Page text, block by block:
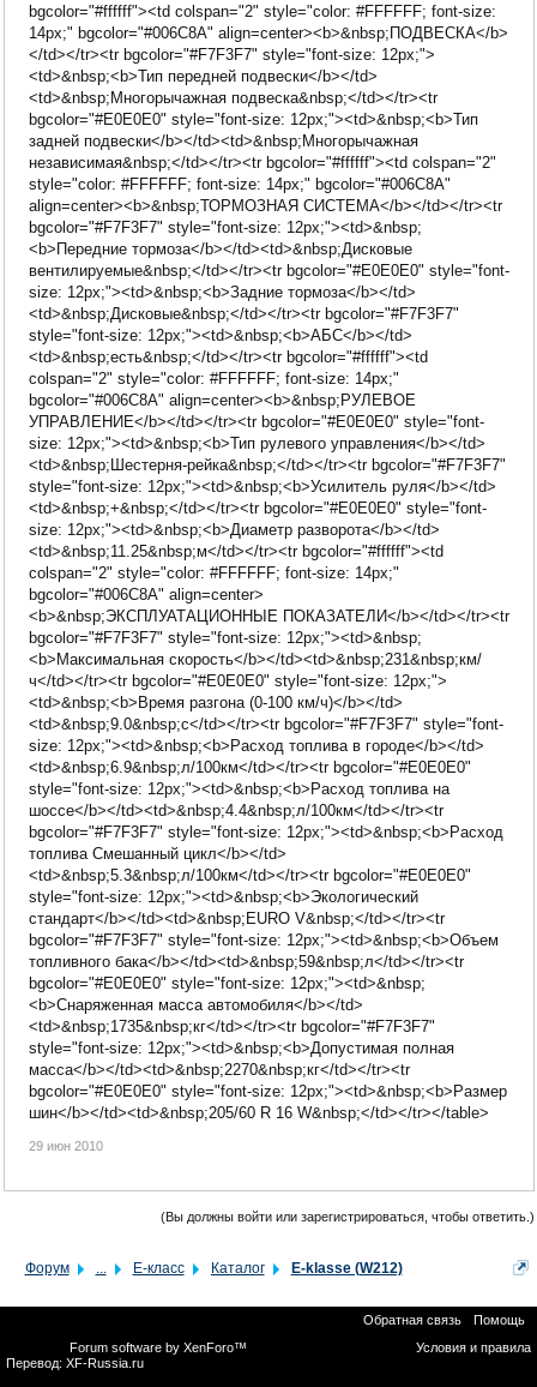
bgcolor="#ffffff"><td colspan="2" style="color: #FFFFFF; font-size:
14px;" bgcolor="#006C8A" align=center><b>&nbsp;ПОДВЕСКА</b>
</td></tr><tr bgcolor="#F7F3F7" style="font-size: 12px;">
<td>&nbsp;<b>Тип передней подвески</b></td>
<td>&nbsp;Многорычажная подвеска&nbsp;</td></tr><tr
bgcolor="#E0E0E0" style="font-size: 12px;"><td>&nbsp;<b>Тип
задней подвески</b></td><td>&nbsp;Многорычажная
независимая&nbsp;</td></tr><tr bgcolor="#ffffff"><td colspan="2"
style="color: #FFFFFF; font-size: 14px;" bgcolor="#006C8A"
align=center><b>&nbsp;ТОРМОЗНАЯ СИСТЕМА</b></td></tr><tr
bgcolor="#F7F3F7" style="font-size: 12px;"><td>&nbsp;
<b>Передние тормоза</b></td><td>&nbsp;Дисковые
вентилируемые&nbsp;</td></tr><tr bgcolor="#E0E0E0" style="font-
size: 12px;"><td>&nbsp;<b>Задние тормоза</b></td>
<td>&nbsp;Дисковые&nbsp;</td></tr><tr bgcolor="#F7F3F7"
style="font-size: 12px;"><td>&nbsp;<b>АБС</b></td>
<td>&nbsp;есть&nbsp;</td></tr><tr bgcolor="#ffffff"><td
colspan="2" style="color: #FFFFFF; font-size: 14px;"
bgcolor="#006C8A" align=center><b>&nbsp;РУЛЕВОЕ
УПРАВЛЕНИЕ</b></td></tr><tr bgcolor="#E0E0E0" style="font-
size: 12px;"><td>&nbsp;<b>Тип рулевого управления</b></td>
<td>&nbsp;Шестерня-рейка&nbsp;</td></tr><tr bgcolor="#F7F3F7"
style="font-size: 12px;"><td>&nbsp;<b>Усилитель руля</b></td>
<td>&nbsp;+&nbsp;</td></tr><tr bgcolor="#E0E0E0" style="font-
size: 12px;"><td>&nbsp;<b>Диаметр разворота</b></td>
<td>&nbsp;11.25&nbsp;м</td></tr><tr bgcolor="#ffffff"><td
colspan="2" style="color: #FFFFFF; font-size: 14px;"
bgcolor="#006C8A" align=center>
<b>&nbsp;ЭКСПЛУАТАЦИОННЫЕ ПОКАЗАТЕЛИ</b></td></tr><tr
bgcolor="#F7F3F7" style="font-size: 12px;"><td>&nbsp;
<b>Максимальная скорость</b></td><td>&nbsp;231&nbsp;км/
ч</td></tr><tr bgcolor="#E0E0E0" style="font-size: 12px;">
<td>&nbsp;<b>Время разгона (0-100 км/ч)</b></td>
<td>&nbsp;9.0&nbsp;c</td></tr><tr bgcolor="#F7F3F7" style="font-
size: 12px;"><td>&nbsp;<b>Расход топлива в городе</b></td>
<td>&nbsp;6.9&nbsp;л/100км</td></tr><tr bgcolor="#E0E0E0"
style="font-size: 12px;"><td>&nbsp;<b>Расход топлива на
шоссе</b></td><td>&nbsp;4.4&nbsp;л/100км</td></tr><tr
bgcolor="#F7F3F7" style="font-size: 12px;"><td>&nbsp;<b>Расход
топлива Смешанный цикл</b></td>
<td>&nbsp;5.3&nbsp;л/100км</td></tr><tr bgcolor="#E0E0E0"
style="font-size: 12px;"><td>&nbsp;<b>Экологический
стандарт</b></td><td>&nbsp;EURO V&nbsp;</td></tr><tr
bgcolor="#F7F3F7" style="font-size: 12px;"><td>&nbsp;<b>Объем
топливного бака</b></td><td>&nbsp;59&nbsp;л</td></tr><tr
bgcolor="#E0E0E0" style="font-size: 12px;"><td>&nbsp;
<b>Снаряженная масса автомобиля</b></td>
<td>&nbsp;1735&nbsp;кг</td></tr><tr bgcolor="#F7F3F7"
style="font-size: 12px;"><td>&nbsp;<b>Допустимая полная
масса</b></td><td>&nbsp;2270&nbsp;кг</td></tr><tr
bgcolor="#E0E0E0" style="font-size: 12px;"><td>&nbsp;<b>Размер
шин</b></td><td>&nbsp;205/60 R 16 W&nbsp;</td></tr></table>
29 июн 2010
(Вы должны войти или зарегистрироваться, чтобы ответить.)
Форум ... E-класс Каталог E-klasse (W212)
Обратная связь
Помощь
Условия и правила
Forum software by XenForo™
Перевод: XF-Russia.ru